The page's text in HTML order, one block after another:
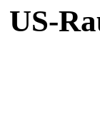
US-